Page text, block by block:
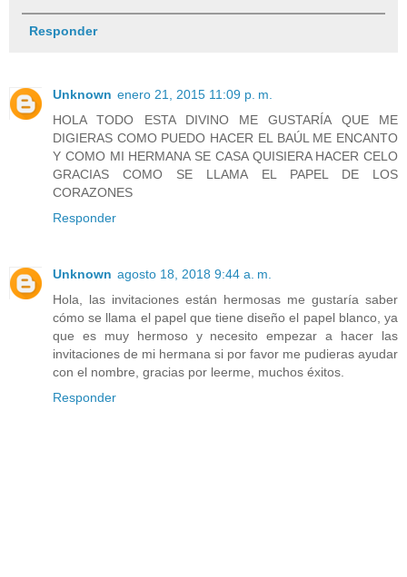
Responder
Unknown enero 21, 2015 11:09 p. m.
HOLA TODO ESTA DIVINO ME GUSTARÍA QUE ME
DIGIERAS COMO PUEDO HACER EL BAÚL ME ENCANTO
Y COMO MI HERMANA SE CASA QUISIERA HACER CELO
GRACIAS COMO SE LLAMA EL PAPEL DE LOS
CORAZONES
Responder
Unknown agosto 18, 2018 9:44 a. m.
Hola, las invitaciones están hermosas me gustaría saber
cómo se llama el papel que tiene diseño el papel blanco, ya
que es muy hermoso y necesito empezar a hacer las
invitaciones de mi hermana si por favor me pudieras ayudar
con el nombre, gracias por leerme, muchos éxitos.
Responder